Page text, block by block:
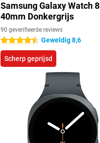
Samsung Galaxy Watch 8
40mm Donkergrijs
90 geverifieerde reviews
4.5 sterren Geweldig 8,6
Scherp geprijsd